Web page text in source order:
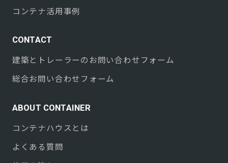
コンテナ活用事例
CONTACT
建築とトレーラーのお問い合わせフォーム
総合お問い合わせフォーム
ABOUT CONTAINER
コンテナハウスとは
よくある質問